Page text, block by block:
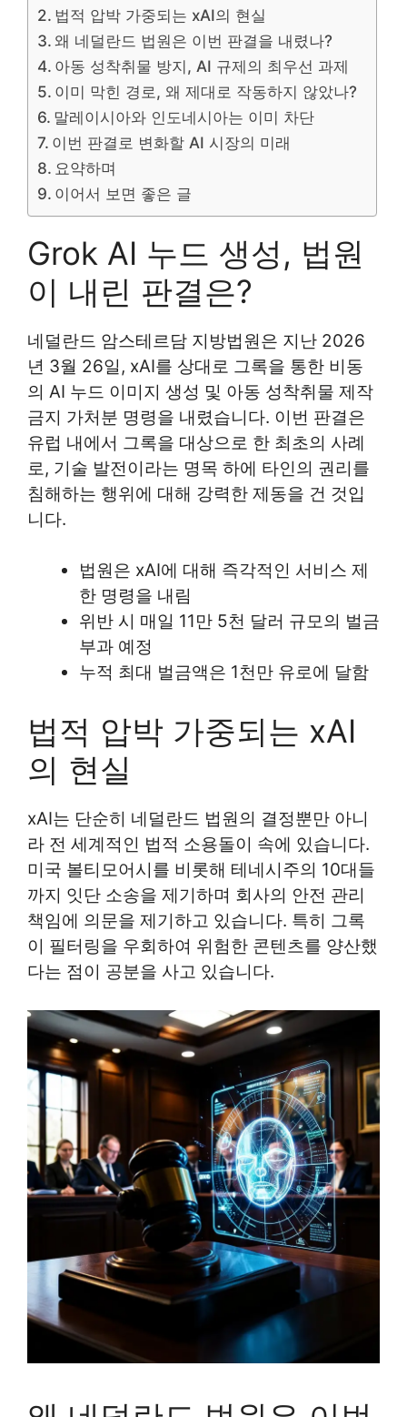
법적 압박 가중되는 xAI의 현실
왜 네덜란드 법원은 이번 판결을 내렸나?
아동 성착취물 방지, AI 규제의 최우선 과제
이미 막힌 경로, 왜 제대로 작동하지 않았나?
말레이시아와 인도네시아는 이미 차단
이번 판결로 변화할 AI 시장의 미래
요약하며
이어서 보면 좋은 글
Grok AI 누드 생성, 법원
이 내린 판결은?
네덜란드 암스테르담 지방법원은 지난 2026
년 3월 26일, xAI를 상대로 그록을 통한 비동
의 AI 누드 이미지 생성 및 아동 성착취물 제작
금지 가처분 명령을 내렸습니다. 이번 판결은
유럽 내에서 그록을 대상으로 한 최초의 사례
로, 기술 발전이라는 명목 하에 타인의 권리를
침해하는 행위에 대해 강력한 제동을 건 것입
니다.
법원은 xAI에 대해 즉각적인 서비스 제
한 명령을 내림
위반 시 매일 11만 5천 달러 규모의 벌금
부과 예정
누적 최대 벌금액은 1천만 유로에 달함
법적 압박 가중되는 xAI
의 현실
xAI는 단순히 네덜란드 법원의 결정뿐만 아니
라 전 세계적인 법적 소용돌이 속에 있습니다.
미국 볼티모어시를 비롯해 테네시주의 10대들
까지 잇단 소송을 제기하며 회사의 안전 관리
책임에 의문을 제기하고 있습니다. 특히 그록
이 필터링을 우회하여 위험한 콘텐츠를 양산했
다는 점이 공분을 사고 있습니다.